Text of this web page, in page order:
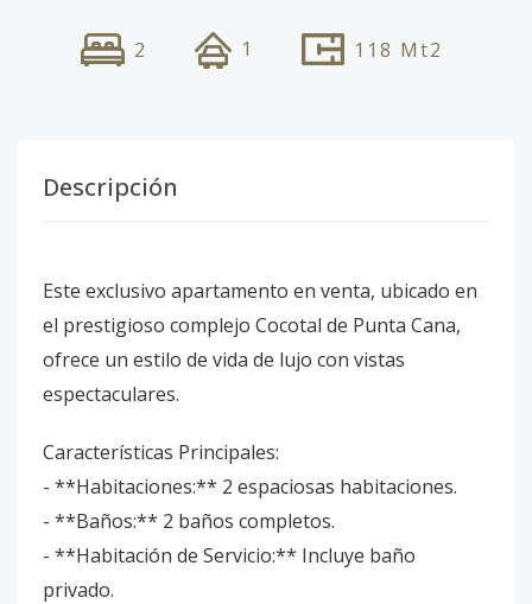
2 1 118 Mt2
Descripción
Este exclusivo apartamento en venta, ubicado en
el prestigioso complejo Cocotal de Punta Cana,
ofrece un estilo de vida de lujo con vistas
espectaculares.
Características Principales:
- **Habitaciones:** 2 espaciosas habitaciones.
- **Baños:** 2 baños completos.
- **Habitación de Servicio:** Incluye baño
privado.